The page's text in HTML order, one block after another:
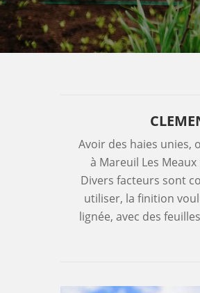
Avoir des haies unies,
à Mareuil Les
Divers facteurs sont
utiliser, la finition
lignée, avec des